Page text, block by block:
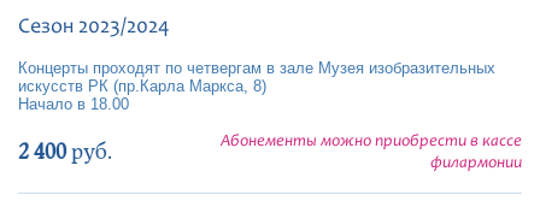
Сезон 2023/2024
Концерты проходят по четвергам в зале Музея изобразительных
искусств РК (пр.Карла Маркса, 8)
Начало в 18.00
2 400руб.
Абонементы можно приобрести в кассе
филармонии